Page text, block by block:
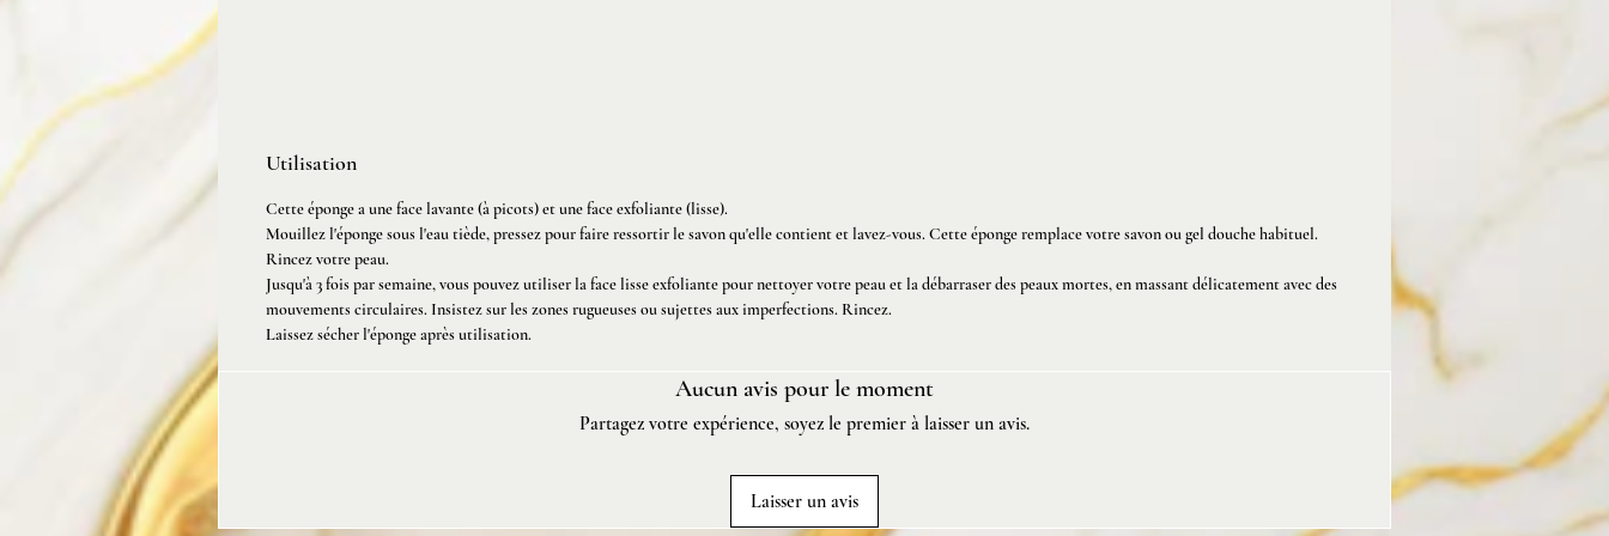
d'éponges avec une face lavante et
Utilisation
Cette éponge a une face lavante (à picots) et une face exfoliante (lisse).
Mouillez l'éponge sous l'eau tiède, pressez pour faire ressortir le savon qu'elle contient et lavez-vous. Cette éponge remplace votre savon ou gel douche habituel.
Rincez votre peau.
Jusqu'à 3 fois par semaine, vous pouvez utiliser la face lisse exfoliante pour nettoyer votre peau et la débarraser des peaux mortes, en massant délicatement avec des
mouvements circulaires. Insistez sur les zones rugueuses ou sujettes aux imperfections. Rincez.
Laissez sécher l'éponge après utilisation.
Aucun avis pour le moment
Partagez votre expérience, soyez le premier à laisser un avis.
Laisser un avis